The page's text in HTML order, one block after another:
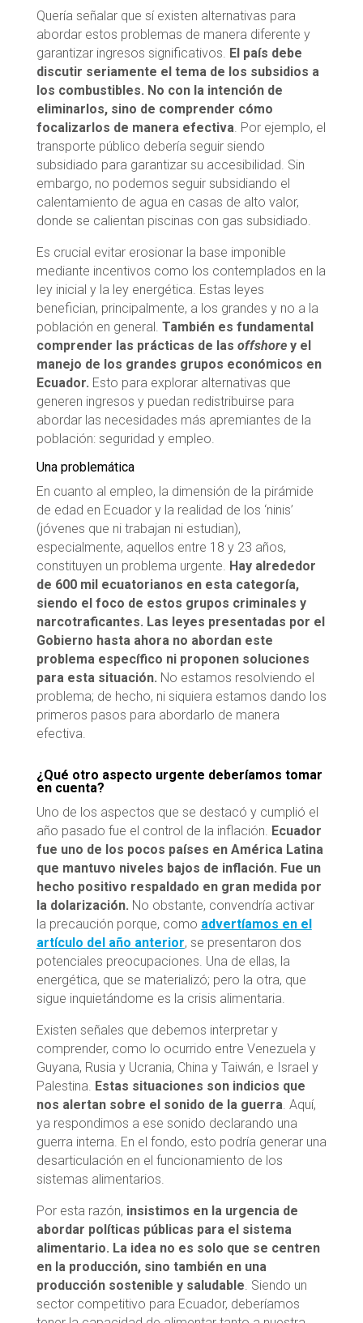
Quería señalar que sí existen alternativas para
abordar estos problemas de manera diferente y
garantizar ingresos significativos. El país debe
discutir seriamente el tema de los subsidios a
los combustibles. No con la intención de
eliminarlos, sino de comprender cómo
focalizarlos de manera efectiva. Por ejemplo, el
transporte público debería seguir siendo
subsidiado para garantizar su accesibilidad. Sin
embargo, no podemos seguir subsidiando el
calentamiento de agua en casas de alto valor,
donde se calientan piscinas con gas subsidiado.
Es crucial evitar erosionar la base imponible
mediante incentivos como los contemplados en la
ley inicial y la ley energética. Estas leyes
benefician, principalmente, a los grandes y no a la
población en general. También es fundamental
comprender las prácticas de las offshore y el
manejo de los grandes grupos económicos en
Ecuador. Esto para explorar alternativas que
generen ingresos y puedan redistribuirse para
abordar las necesidades más apremiantes de la
población: seguridad y empleo.
Una problemática
En cuanto al empleo, la dimensión de la pirámide
de edad en Ecuador y la realidad de los ‘ninis’
(jóvenes que ni trabajan ni estudian),
especialmente, aquellos entre 18 y 23 años,
constituyen un problema urgente. Hay alrededor
de 600 mil ecuatorianos en esta categoría,
siendo el foco de estos grupos criminales y
narcotraficantes. Las leyes presentadas por el
Gobierno hasta ahora no abordan este
problema específico ni proponen soluciones
para esta situación. No estamos resolviendo el
problema; de hecho, ni siquiera estamos dando los
primeros pasos para abordarlo de manera
efectiva.
¿Qué otro aspecto urgente deberíamos tomar
en cuenta?
Uno de los aspectos que se destacó y cumplió el
año pasado fue el control de la inflación. Ecuador
fue uno de los pocos países en América Latina
que mantuvo niveles bajos de inflación. Fue un
hecho positivo respaldado en gran medida por
la dolarización. No obstante, convendría activar
la precaución porque, como advertíamos en el
artículo del año anterior, se presentaron dos
potenciales preocupaciones. Una de ellas, la
energética, que se materializó; pero la otra, que
sigue inquietándome es la crisis alimentaria.
Existen señales que debemos interpretar y
comprender, como lo ocurrido entre Venezuela y
Guyana, Rusia y Ucrania, China y Taiwán, e Israel y
Palestina. Estas situaciones son indicios que
nos alertan sobre el sonido de la guerra. Aquí,
ya respondimos a ese sonido declarando una
guerra interna. En el fondo, esto podría generar una
desarticulación en el funcionamiento de los
sistemas alimentarios.
Por esta razón, insistimos en la urgencia de
abordar políticas públicas para el sistema
alimentario. La idea no es solo que se centren
en la producción, sino también en una
producción sostenible y saludable. Siendo un
sector competitivo para Ecuador, deberíamos